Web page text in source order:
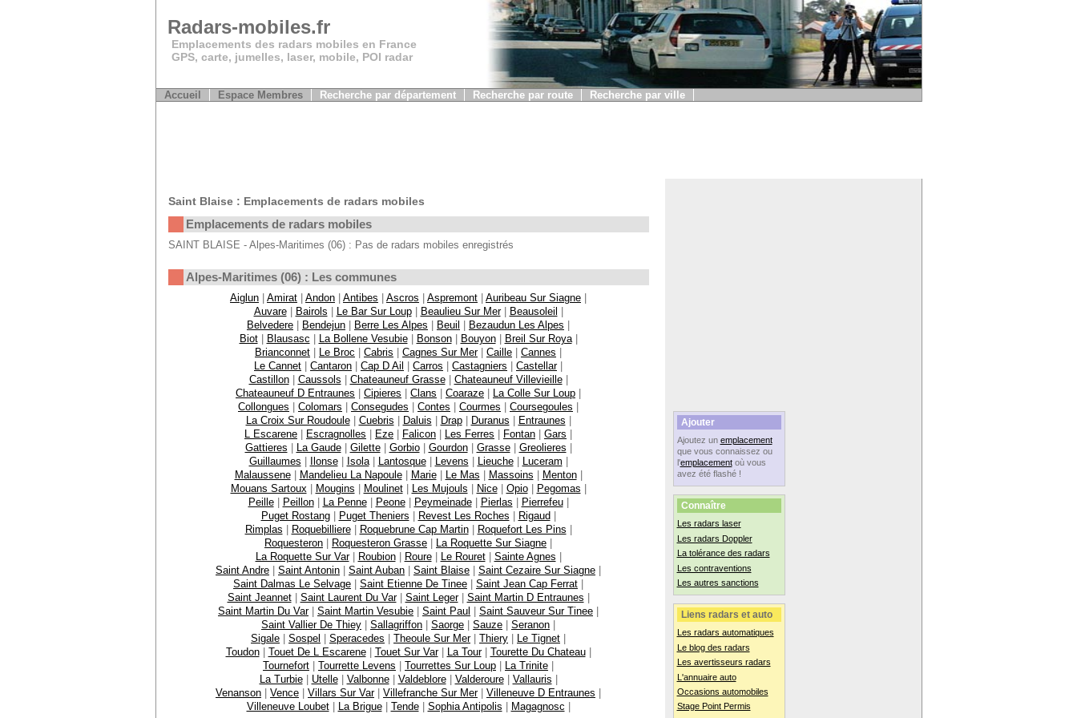
Radars-mobiles.fr
Emplacements des radars mobiles en France
GPS, carte, jumelles, laser, mobile, POI radar
Accueil Espace Membres Recherche par département Recherche par route Recherche par ville
Ajouter
Ajoutez un emplacement
que vous connaissez ou
l'emplacementoù vous
avez été flashé !
Connaître
Les radars laser
Les radars Doppler
La tolérance des radars
Les contraventions
Les autres sanctions
Liens radars et auto
Les radars automatiques
Le blog des radars
Les avertisseurs radars
L'annuaire auto
Occasions automobiles
Stage Point Permis
Saint Blaise : Emplacements de radars mobiles
Emplacements de radars mobiles
SAINT BLAISE - Alpes-Maritimes (06) : Pas de radars mobiles enregistrés
Alpes-Maritimes (06) : Les communes
Aiglun | Amirat | Andon | Antibes | Ascros | Aspremont | Auribeau Sur Siagne |
Auvare| Bairols | Le Bar Sur Loup| Beaulieu Sur Mer| Beausoleil |
Belvedere | Bendejun | Berre Les Alpes | Beuil | Bezaudun Les Alpes |
Biot| Blausasc | La Bollene Vesubie| Bonson| Bouyon| Breil Sur Roya|
Brianconnet | Le Broc | Cabris | Cagnes Sur Mer| Caille | Cannes |
Le Cannet | Cantaron | Cap D Ail | Carros | Castagniers | Castellar|
Castillon| Caussols | Chateauneuf Grasse| Chateauneuf Villevieille|
Chateauneuf D Entraunes | Cipieres | Clans | Coaraze | La Colle Sur Loup |
Collongues | Colomars | Consegudes | Contes | Courmes | Coursegoules |
La Croix Sur Roudoule| Cuebris | Daluis | Drap| Duranus | Entraunes |
L Escarene | Escragnolles | Eze | Falicon | Les Ferres | Fontan | Gars |
Gattieres | La Gaude| Gilette| Gorbio| Gourdon| Grasse| Greolieres |
Guillaumes | Ilonse| Isola| Lantosque| Levens | Lieuche| Luceram |
Malaussene| Mandelieu La Napoule| Marie| Le Mas | Massoins | Menton|
Mouans Sartoux | Mougins | Moulinet| Les Mujouls | Nice| Opio| Pegomas |
Peille| Peillon| La Penne| Peone| Peymeinade| Pierlas | Pierrefeu|
Puget Rostang| Puget Theniers | Revest Les Roches | Rigaud|
Rimplas | Roquebilliere| Roquebrune Cap Martin| Roquefort Les Pins |
Roquesteron | Roquesteron Grasse | La Roquette Sur Siagne |
La Roquette Sur Var| Roubion| Roure| Le Rouret| Sainte Agnes |
Saint Andre | Saint Antonin | Saint Auban | Saint Blaise | Saint Cezaire Sur Siagne |
Saint Dalmas Le Selvage | Saint Etienne De Tinee | Saint Jean Cap Ferrat |
Saint Jeannet| Saint Laurent Du Var| Saint Leger| Saint Martin D Entraunes |
Saint Martin Du Var| Saint Martin Vesubie | Saint Paul | Saint Sauveur Sur Tinee |
Saint Vallier De Thiey | Sallagriffon | Saorge | Sauze | Seranon |
Sigale | Sospel | Speracedes | Theoule Sur Mer| Thiery | Le Tignet |
Toudon| Touet De L Escarene| Touet Sur Var| La Tour| Tourette Du Chateau|
Tournefort | Tourrette Levens | Tourrettes Sur Loup | La Trinite |
La Turbie| Utelle| Valbonne| Valdeblore| Valderoure| Vallauris |
Venanson | Vence | Villars Sur Var| Villefranche Sur Mer| Villeneuve D Entraunes |
Villeneuve Loubet| La Brigue| Tende| Sophia Antipolis | Magagnosc |